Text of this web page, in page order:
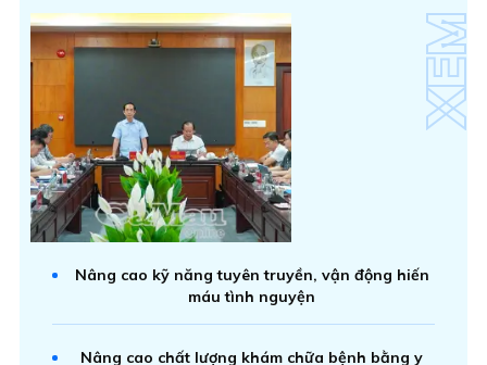
Nâng cao kỹ năng tuyên truyền, vận động hiến
máu tình nguyện
Nâng cao chất lượng khám chữa bệnh bằng y